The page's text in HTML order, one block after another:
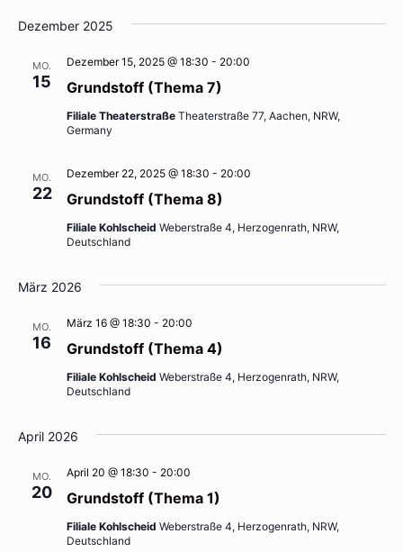
Dezember 2025
MO.
15 Grundstoff (Thema 7)
Dezember 15, 2025 @ 18:30 - 20:00
Filiale Theaterstraße Theaterstraße 77, Aachen, NRW,
Germany
MO.
22 Grundstoff (Thema 8)
Dezember 22, 2025 @ 18:30 - 20:00
Filiale Kohlscheid Weberstraße 4, Herzogenrath, NRW,
Deutschland
März 2026
MO.
16 Grundstoff (Thema 4)
März 16 @ 18:30 - 20:00
Filiale Kohlscheid Weberstraße 4, Herzogenrath, NRW,
Deutschland
April 2026
MO.
20 Grundstoff (Thema 1)
April 20 @ 18:30 - 20:00
Filiale Kohlscheid Weberstraße 4, Herzogenrath, NRW,
Deutschland